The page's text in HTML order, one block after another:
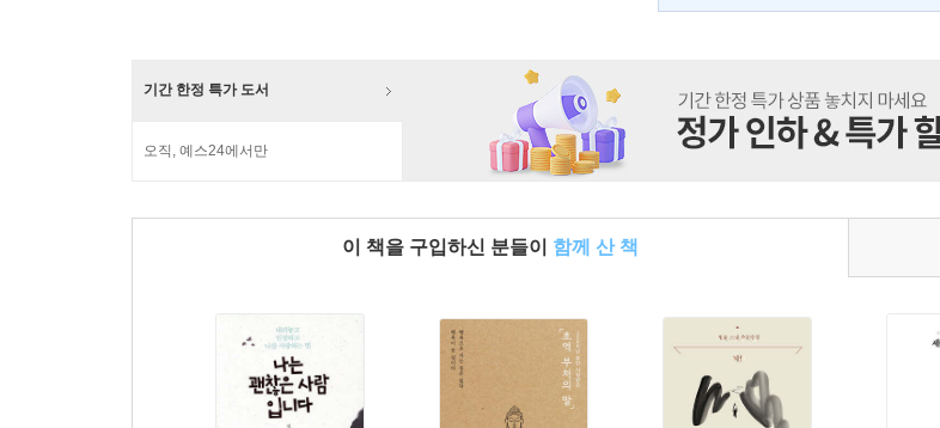
기간 한정 특가 도서
오직, 예스24에서만
이 책을 구입하신 분들이 함께 산 책